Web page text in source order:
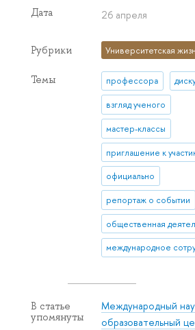
Дата 26 апреля
Рубрики Университетская
Темы профессора
взгляд ученого
мастер-классы
приглашение к
официально
репортаж о событии
общественная
международное
В статье
упомянуты
Международный
образовательный